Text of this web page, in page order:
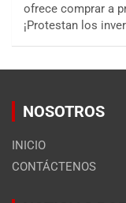
ofrece comprar a
¡Protestan los
NOSOTROS
INICIO
CONTÁCTENOS